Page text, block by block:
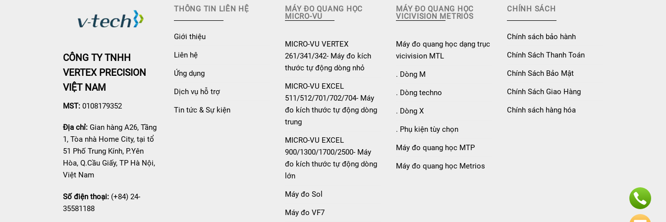
CÔNG TY TNHH
VERTEX PRECISION
VIỆT NAM
MST: 0108179352
Địa chỉ: Gian hàng A26, Tầng
1, Tòa nhà Home City, tại tổ
51 Phố Trung Kính, P.Yên
Hòa, Q.Cầu Giấy, TP Hà Nội,
Việt Nam
Số điện thoại: (+84) 24-
35581188
THÔNG TIN LIÊN HỆ
Giới thiệu
Liên hệ
Ứng dụng
Dịch vụ hỗ trợ
Tin tức & Sự kiện
MÁY ĐO QUANG HỌC
MICRO-VU
MICRO-VU VERTEX
261/341/342- Máy đo kích
thước tự động dòng nhỏ
MICRO-VU EXCEL
511/512/701/702/704- Máy
đo kích thước tự động dòng
trung
MICRO-VU EXCEL
900/1300/1700/2500- Máy
đo kích thước tự động dòng
lớn
Máy đo Sol
Máy đo VF7
MÁY ĐO QUANG HỌC
VICIVISION METRIOS
Máy đo quang học dạng trục
vicivision MTL
. Dòng M
. Dòng techno
. Dòng X
. Phụ kiện tùy chọn
Máy đo quang học MTP
Máy đo quang học Metrios
CHÍNH SÁCH
Chính sách bảo hành
Chính Sách Thanh Toán
Chính Sách Bảo Mật
Chính Sách Giao Hàng
Chính sách hàng hóa